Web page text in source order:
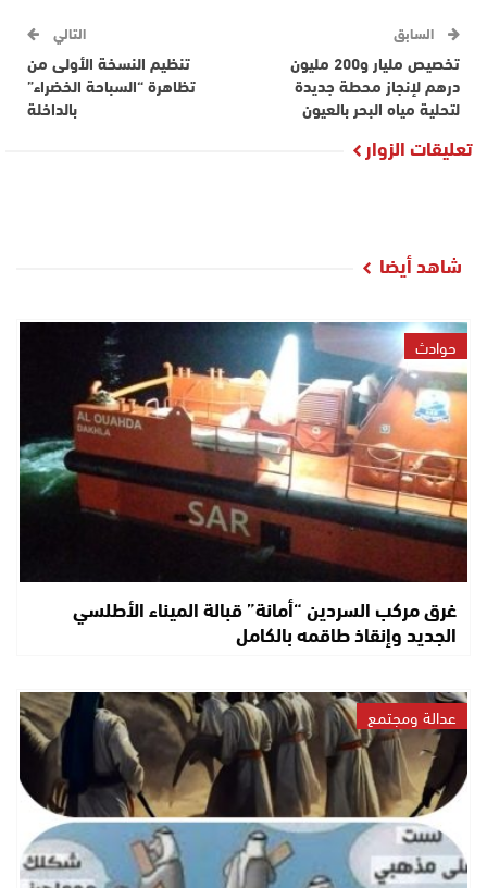
السابق
تخصيص مليار و200 مليون
درهم لإنجاز محطة جديدة
لتحلية مياه البحر بالعيون
التالي
تنظيم النسخة الأولى من
تظاهرة “السباحة الخضراء”
بالداخلة
تعليقات الزوار
شاهد أيضا
حوادث
غرق مركب السردين “أمانة” قبالة الميناء الأطلسي
الجديد وإنقاذ طاقمه بالكامل
عدالة ومجتمع